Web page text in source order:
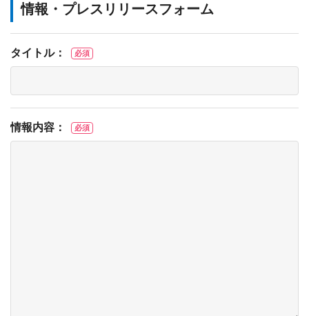
情報・プレスリリースフォーム
タイトル： 必須
情報内容： 必須